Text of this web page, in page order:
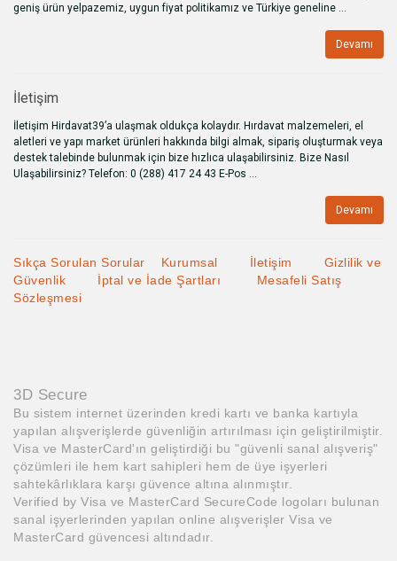
geniş ürün yelpazemiz, uygun fiyat politikamız ve Türkiye geneline ...
Devamı
İletişim
İletişim Hirdavat39’a ulaşmak oldukça kolaydır. Hırdavat malzemeleri, el
aletleri ve yapı market ürünleri hakkında bilgi almak, sipariş oluşturmak veya
destek talebinde bulunmak için bize hızlıca ulaşabilirsiniz. Bize Nasıl
Ulaşabilirsiniz? Telefon: 0 (288) 417 24 43 E-Pos ...
Devamı
Sıkça Sorulan Sorular Kurumsal İletişim
Gizlilik ve
Güvenlik
İptal ve İade Şartları
Mesafeli Satış
Sözleşmesi
3D Secure
Bu sistem internet üzerinden kredi kartı ve banka kartıyla
yapılan alışverişlerde güvenliğin artırılması için geliştirilmiştir.
Visa ve MasterCard'ın geliştirdiği bu "güvenli sanal alışveriş"
çözümleri ile hem kart sahipleri hem de üye işyerleri
sahtekârlıklara karşı güvence altına alınmıştır.
Verified by Visa ve MasterCard SecureCode logoları bulunan
sanal işyerlerinden yapılan online alışverişler Visa ve
MasterCard güvencesi altındadır.